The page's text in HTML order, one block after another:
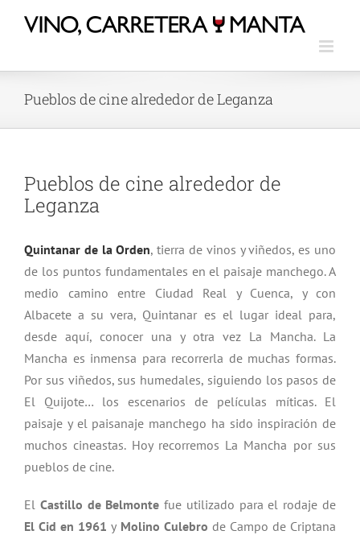
Pueblos de cine alrededor de Leganza
Pueblos de cine alrededor de
Leganza
Quintanar de la Orden, tierra de vinos y viñedos, es uno
de los puntos fundamentales en el paisaje manchego. A
medio camino entre Ciudad Real y Cuenca, y con
Albacete a su vera, Quintanar es el lugar ideal para,
desde aquí, conocer una y otra vez La Mancha. La
Mancha es inmensa para recorrerla de muchas formas.
Por sus viñedos, sus humedales, siguiendo los pasos de
El Quijote… los escenarios de películas míticas. El
paisaje y el paisanaje manchego ha sido inspiración de
muchos cineastas. Hoy recorremos La Mancha por sus
pueblos de cine.
El Castillo de Belmonte fue utilizado para el rodaje de
El Cid en 1961 y Molino Culebro de Campo de Criptana